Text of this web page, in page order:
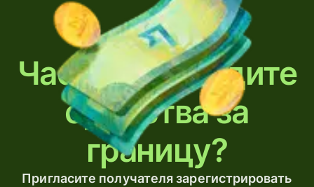
Часто переводите
средства за
границу?
Пригласите получателя зарегистрировать